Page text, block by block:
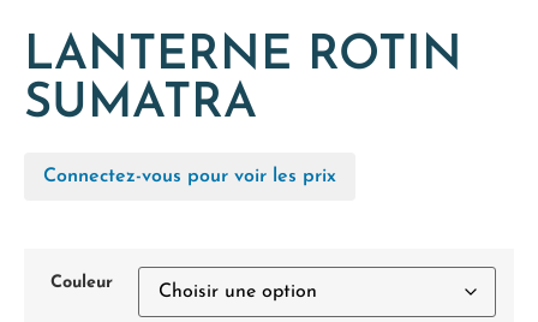
LANTERNE ROTIN
SUMATRA
Connectez-vous pour voir les prix
Couleur